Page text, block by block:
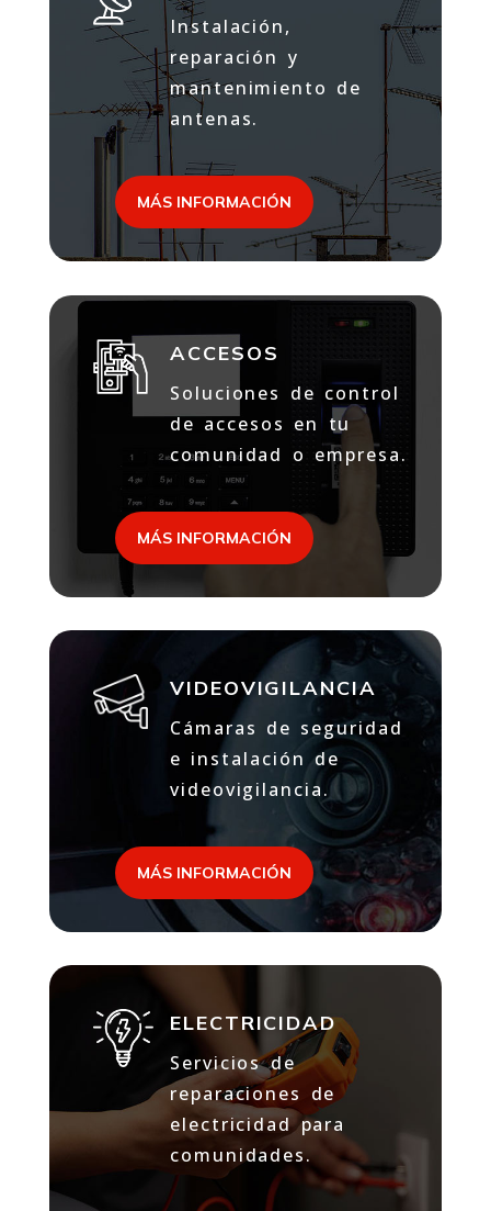
Instalación,
reparación y
mantenimiento de
antenas.
MÁS INFORMACIÓN
ACCESOS
Soluciones de control
de accesos en tu
comunidad o empresa.
MÁS INFORMACIÓN
VIDEOVIGILANCIA
Cámaras de seguridad
e instalación de
videovigilancia.
MÁS INFORMACIÓN
ELECTRICIDAD
Servicios de
reparaciones de
electricidad para
comunidades.